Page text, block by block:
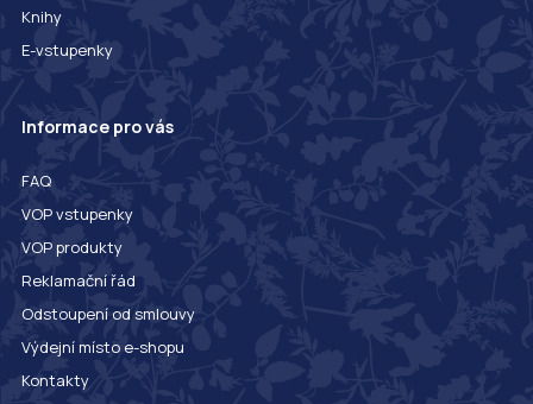
Knihy
E-vstupenky
Informace pro vás
FAQ
VOP vstupenky
VOP produkty
Reklamační řád
Odstoupení od smlouvy
Výdejní místo e-shopu
Kontakty